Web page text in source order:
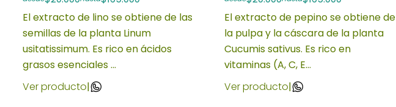
El extracto de lino se obtiene de las
semillas de la planta Linum
usitatissimum. Es rico en ácidos
grasos esenciales ...
Ver producto|
El extracto de pepino se obtiene de
la pulpa y la cáscara de la planta
Cucumis sativus. Es rico en
vitaminas (A, C, E...
Ver producto|